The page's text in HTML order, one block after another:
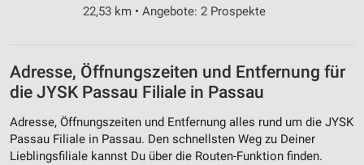
22,53 km • Angebote: 2 Prospekte
Adresse, Öffnungszeiten und Entfernung für
die JYSK Passau Filiale in Passau
Adresse, Öffnungszeiten und Entfernung alles rund um die JYSK
Passau Filiale in Passau. Den schnellsten Weg zu Deiner
Lieblingsfiliale kannst Du über die Routen-Funktion finden.